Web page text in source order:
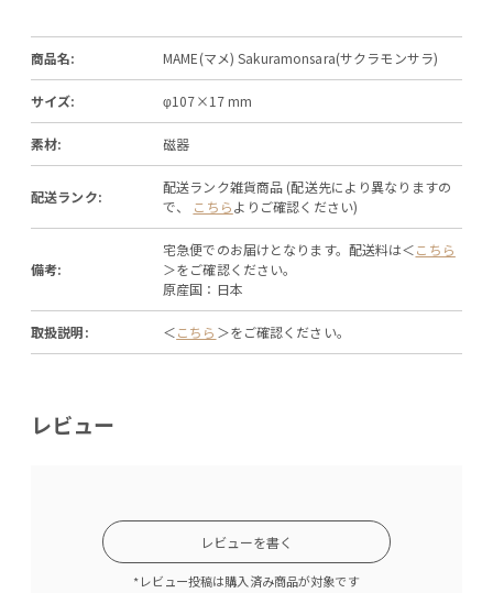
商品名: MAME(マメ) Sakuramonsara(サクラモンサラ)
サイズ: φ107×17 mm
素材: 磁器
配送ランク:
配送ランク雑貨商品 (配送先により異なりますの
で、 こちらよりご確認ください)
備考:
宅急便でのお届けとなります。配送料は＜こちら
＞をご確認ください。
原産国：日本
取扱説明: ＜こちら ＞をご確認ください。
レビュー
レビューを書く
*レビュー投稿は購入済み商品が対象です